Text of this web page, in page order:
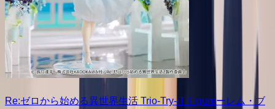
Re:ゼロから始める異世界生活 Trio-Try-iT Figureーレム・ブ